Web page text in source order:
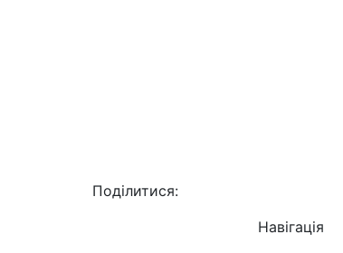
Поділитися:
Навігація